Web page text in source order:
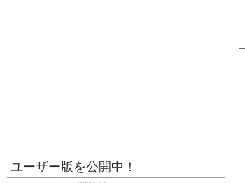
ユーザー版を公開中！